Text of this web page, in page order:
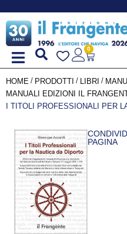
0
HOME / PRODOTTI / LIBRI /
MANUALI EDIZIONI IL
I TITOLI PROFESSIONALI PER
PAGINA